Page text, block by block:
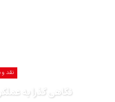
نقد و
نگاهی گذرا به